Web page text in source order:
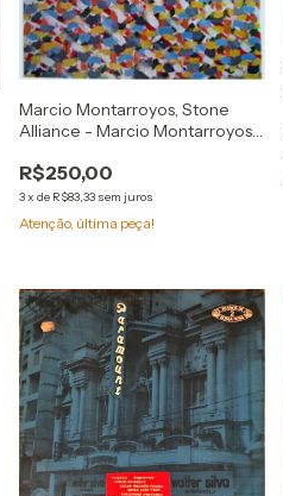
Marcio Montarroyos, Stone
Alliance - Marcio Montarroyos /
R$250,00
3xde R$83,33 sem juros
Atenção, última peça!